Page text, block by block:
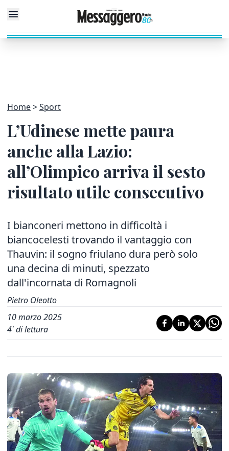
Home Sport
L’Udinese mette paura
anche alla Lazio:
all’Olimpico arriva il sesto
risultato utile consecutivo
I bianconeri mettono in difficoltà i
biancocelesti trovando il vantaggio con
Thauvin: il sogno friulano dura però solo
una decina di minuti, spezzato
dall'incornata di Romagnoli
Pietro Oleotto
10 marzo 2025
4' di lettura